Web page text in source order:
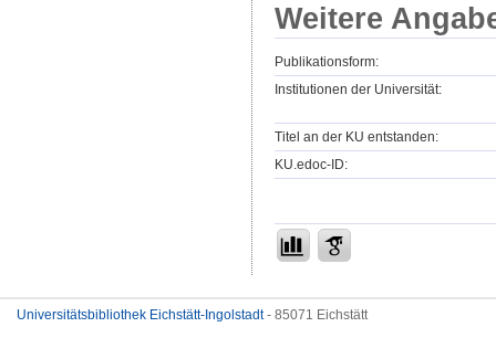
Weitere
Publikationsform:
Institutionen der Universität:
Titel an der KU entstanden:
KU.edoc-ID:
Universitätsbibliothek Eichstätt-Ingolstadt- 85071 Eichstätt